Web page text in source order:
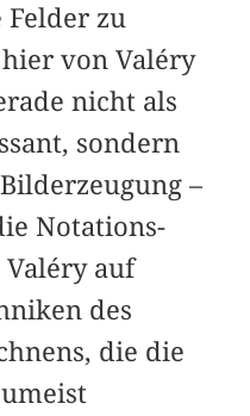
zu
von Valéry
nicht als
sondern
–
Notations-
auf
des
die die